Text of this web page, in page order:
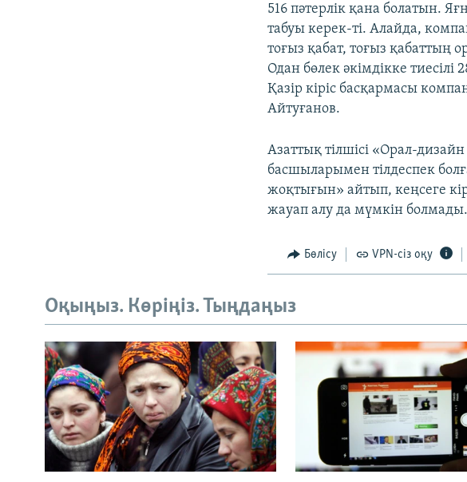
516 пәтерлік қана болатын.
табуы керек-ті. Алайда,
тоғыз қабат, тоғыз қабаттың
Одан бөлек әкімдікке тиесілі
Қазір кіріс басқармасы
Айтуғанов.
Азаттық тілшісі «Орал-
басшыларымен тілдеспек
жоқтығын» айтып, кеңсеге
жауап алу да мүмкін болмады.
Бөлісу VPN-сіз оқу
Оқыңыз. Көріңіз. Тыңдаңыз